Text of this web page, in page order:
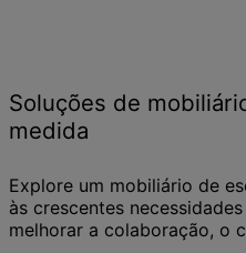
Soluções de
medida
Explore um mobiliário de
às crescentes
melhorar a colaboração, o